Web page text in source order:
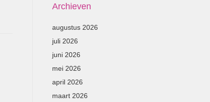
Archieven
augustus 2026
juli 2026
juni 2026
mei 2026
april 2026
maart 2026